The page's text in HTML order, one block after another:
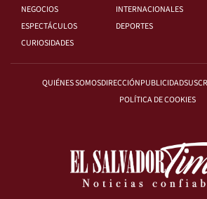
NEGOCIOS
INTERNACIONALES
ESPECTÁCULOS
DEPORTES
CURIOSIDADES
QUIÉNES SOMOSDIRECCIÓNPUBLICIDAD
POLÍTICA DE COOKIES